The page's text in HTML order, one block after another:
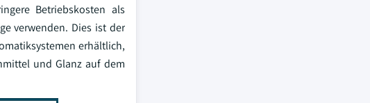
Betriebskosten als
verwenden. Dies ist der
erhältlich,
und Glanz auf dem